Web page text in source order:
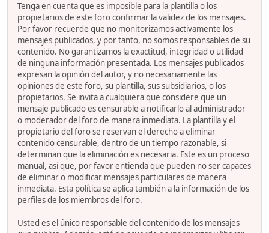
Tenga en cuenta que es imposible para la plantilla o los
propietarios de este foro confirmar la validez de los mensajes.
Por favor recuerde que no monitorizamos activamente los
mensajes publicados, y por tanto, no somos responsables de su
contenido. No garantizamos la exactitud, integridad o utilidad
de ninguna información presentada. Los mensajes publicados
expresan la opinión del autor, y no necesariamente las
opiniones de este foro, su plantilla, sus subsidiarios, o los
propietarios. Se invita a cualquiera que considere que un
mensaje publicado es censurable a notificarlo al administrador
o moderador del foro de manera inmediata. La plantilla y el
propietario del foro se reservan el derecho a eliminar
contenido censurable, dentro de un tiempo razonable, si
determinan que la eliminación es necesaria. Este es un proceso
manual, así que, por favor entienda que pueden no ser capaces
de eliminar o modificar mensajes particulares de manera
inmediata. Esta política se aplica también a la información de los
perfiles de los miembros del foro.
Usted es el único responsable del contenido de los mensajes